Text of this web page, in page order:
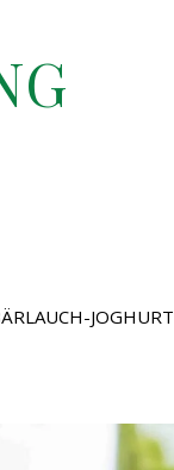
JOGHURT